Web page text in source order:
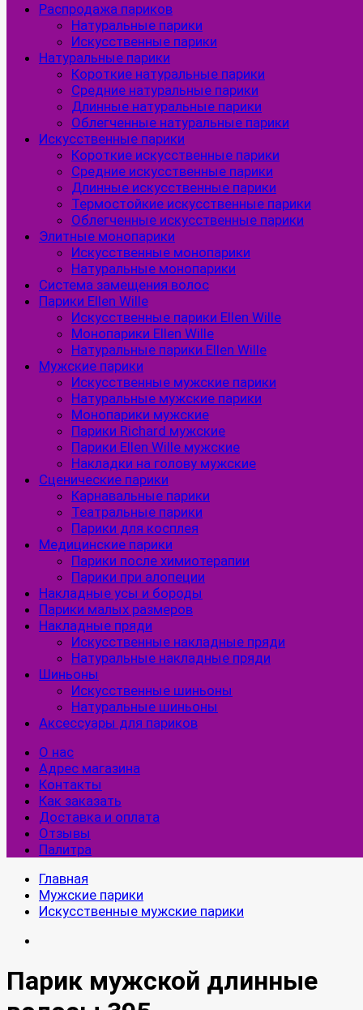
Распродажа париков
Натуральные парики
Искусственные парики
Натуральные парики
Короткие натуральные парики
Средние натуральные парики
Длинные натуральные парики
Облегченные натуральные парики
Искусственные парики
Короткие искусственные парики
Средние искусственные парики
Длинные искусственные парики
Термостойкие искусственные парики
Облегченные искусственные парики
Элитные монопарики
Искусственные монопарики
Натуральные монопарики
Система замещения волос
Парики Ellen Wille
Искусственные парики Ellen Wille
Монопарики Ellen Wille
Натуральные парики Ellen Wille
Мужские парики
Искусственные мужские парики
Натуральные мужские парики
Монопарики мужские
Парики Richard мужские
Парики Ellen Wille мужские
Накладки на голову мужские
Сценические парики
Карнавальные парики
Театральные парики
Парики для косплея
Медицинские парики
Парики после химиотерапии
Парики при алопеции
Накладные усы и бороды
Парики малых размеров
Накладные пряди
Искусственные накладные пряди
Натуральные накладные пряди
Шиньоны
Искусственные шиньоны
Натуральные шиньоны
Аксессуары для париков
О нас
Адрес магазина
Контакты
Как заказать
Доставка и оплата
Отзывы
Палитра
Главная
Мужские парики
Искусственные мужские парики
Парик мужской длинные